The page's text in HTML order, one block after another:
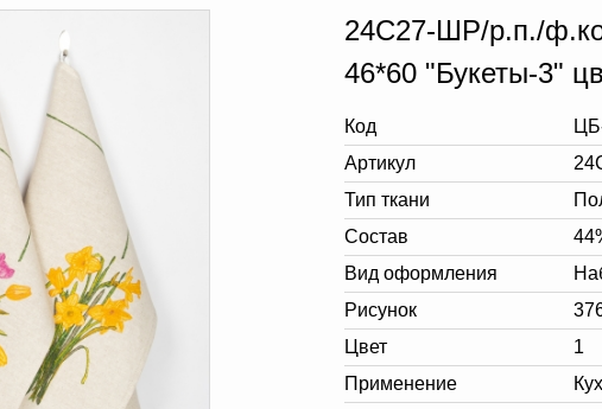
24С27-ШР/р.п./
46*60 "Букеты-3"
Код
Артикул
Тип ткани
Состав
Вид оформления
Рисунок
Цвет
1
Применение